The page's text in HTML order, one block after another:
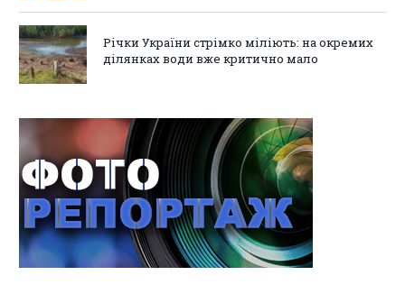
Річки України стрімко міліють: на окремих
ділянках води вже критично мало